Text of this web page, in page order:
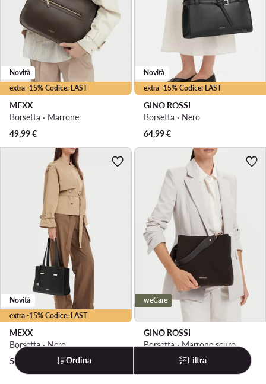
extra -15% Codice: LAST
Novità
MEXX
Borsetta · Marrone
49,99€
extra -15% Codice: LAST
Novità
GINO ROSSI
Borsetta · Nero
64,99€
extra -15% Codice: LAST
Novità
MEXX
Borsetta · Nero
54,99
weCare
GINO ROSSI
Borsetta · Marrone scuro
Ordina Filtra